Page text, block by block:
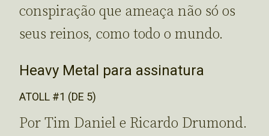
conspiração que ameaça não só os
seus reinos, como todo o mundo.
Heavy Metal para assinatura
ATOLL #1 (DE 5)
Por Tim Daniel e Ricardo Drumond.